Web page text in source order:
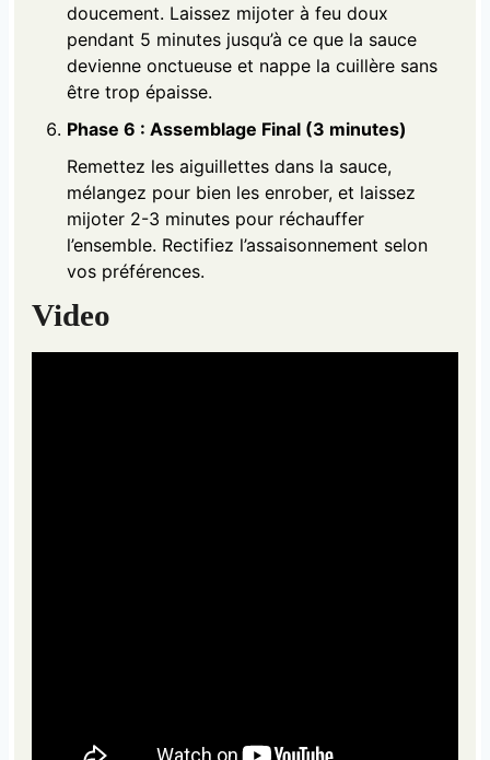
doucement. Laissez mijoter à feu doux
pendant 5 minutes jusqu’à ce que la sauce
devienne onctueuse et nappe la cuillère sans
être trop épaisse.
Phase 6 : Assemblage Final (3 minutes)
Remettez les aiguillettes dans la sauce,
mélangez pour bien les enrober, et laissez
mijoter 2-3 minutes pour réchauffer
l’ensemble. Rectifiez l’assaisonnement selon
vos préférences.
Video